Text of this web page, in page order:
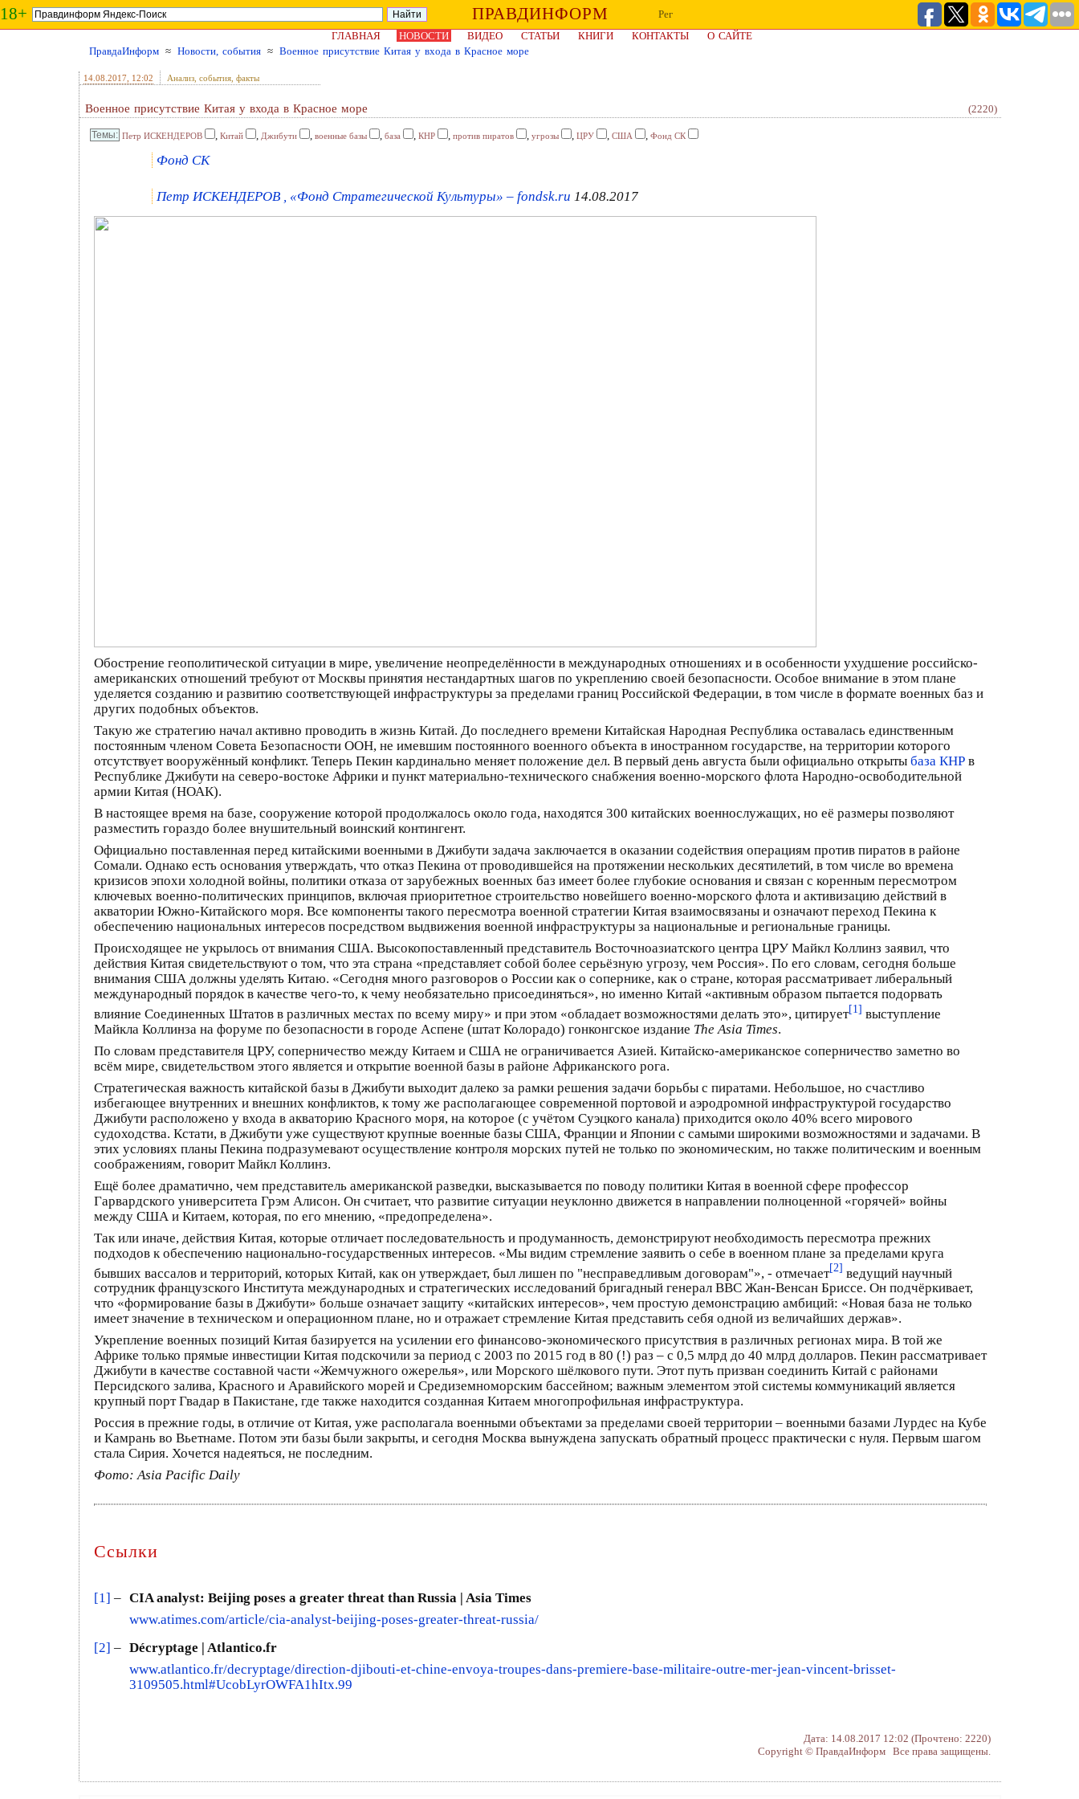
18+ ПРАВДИНФОРМ
Рег
ГЛАВНАЯ
НОВОСТИ ВИДЕО СТАТЬИ КНИГИ КОНТАКТЫ
О САЙТЕ
ПравдаИнформ ≈ Новости, события ≈ Военное присутствие Китая у входа в Красное море
14.08.2017 , 12:02 Анализ, события, факты
Военное присутствие Китая у входа в Красное море (2220)
Петр ИСКЕНДЕРОВ , Китай , Джибути , военные базы , база , КНР , против пиратов , угрозы , ЦРУ , США , Фонд СК
Фонд СК
Петр ИСКЕНДЕРОВ , «Фонд Стратегической Культуры» – fondsk.ru 14.08.2017
Обострение геополитической ситуации в мире, увеличение неопределённости в международных отношениях и в особенности ухудшение российско-
американских отношений требуют от Москвы принятия нестандартных шагов по укреплению своей безопасности. Особое внимание в этом плане
уделяется созданию и развитию соответствующей инфраструктуры за пределами границ Российской Федерации, в том числе в формате военных баз и
других подобных объектов.
Такую же стратегию начал активно проводить в жизнь Китай. До последнего времени Китайская Народная Республика оставалась единственным
постоянным членом Совета Безопасности ООН, не имевшим постоянного военного объекта в иностранном государстве, на территории которого
отсутствует вооружённый конфликт. Теперь Пекин кардинально меняет положение дел. В первый день августа были официально открыты база КНР в
Республике Джибути на северо-востоке Африки и пункт материально-технического снабжения военно-морского флота Народно-освободительной
армии Китая (НОАК).
В настоящее время на базе, сооружение которой продолжалось около года, находятся 300 китайских военнослужащих, но её размеры позволяют
разместить гораздо более внушительный воинский контингент.
Официально поставленная перед китайскими военными в Джибути задача заключается в оказании содействия операциям против пиратов в районе
Сомали. Однако есть основания утверждать, что отказ Пекина от проводившейся на протяжении нескольких десятилетий, в том числе во времена
кризисов эпохи холодной войны, политики отказа от зарубежных военных баз имеет более глубокие основания и связан с коренным пересмотром
ключевых военно-политических принципов, включая приоритетное строительство новейшего военно-морского флота и активизацию действий в
акватории Южно-Китайского моря. Все компоненты такого пересмотра военной стратегии Китая взаимосвязаны и означают переход Пекина к
обеспечению национальных интересов посредством выдвижения военной инфраструктуры за национальные и региональные границы.
Происходящее не укрылось от внимания США. Высокопоставленный представитель Восточноазиатского центра ЦРУ Майкл Коллинз заявил, что
действия Китая свидетельствуют о том, что эта страна «представляет собой более серьёзную угрозу, чем Россия». По его словам, сегодня больше
внимания США должны уделять Китаю. «Сегодня много разговоров о России как о сопернике, как о стране, которая рассматривает либеральный
международный порядок в качестве чего-то, к чему необязательно присоединяться», но именно Китай «активным образом пытается подорвать
влияние Соединенных Штатов в различных местах по всему миру» и при этом «обладает возможностями делать это», цитирует[1] выступление
Майкла Коллинза на форуме по безопасности в городе Аспене (штат Колорадо) гонконгское издание The Asia Times.
По словам представителя ЦРУ, соперничество между Китаем и США не ограничивается Азией. Китайско-американское соперничество заметно во
всём мире, свидетельством этого является и открытие военной базы в районе Африканского рога.
Стратегическая важность китайской базы в Джибути выходит далеко за рамки решения задачи борьбы с пиратами. Небольшое, но счастливо
избегающее внутренних и внешних конфликтов, к тому же располагающее современной портовой и аэродромной инфраструктурой государство
Джибути расположено у входа в акваторию Красного моря, на которое (с учётом Суэцкого канала) приходится около 40% всего мирового
судоходства. Кстати, в Джибути уже существуют крупные военные базы США, Франции и Японии с самыми широкими возможностями и задачами. В
этих условиях планы Пекина подразумевают осуществление контроля морских путей не только по экономическим, но также политическим и военным
соображениям, говорит Майкл Коллинз.
Ещё более драматично, чем представитель американской разведки, высказывается по поводу политики Китая в военной сфере профессор
Гарвардского университета Грэм Алисон. Он считает, что развитие ситуации неуклонно движется в направлении полноценной «горячей» войны
между США и Китаем, которая, по его мнению, «предопределена».
Так или иначе, действия Китая, которые отличает последовательность и продуманность, демонстрируют необходимость пересмотра прежних
подходов к обеспечению национально-государственных интересов. «Мы видим стремление заявить о себе в военном плане за пределами круга
бывших вассалов и территорий, которых Китай, как он утверждает, был лишен по "несправедливым договорам"», - отмечает[2] ведущий научный
сотрудник французского Института международных и стратегических исследований бригадный генерал ВВС Жан-Венсан Бриссе. Он подчёркивает,
что «формирование базы в Джибути» больше означает защиту «китайских интересов», чем простую демонстрацию амбиций: «Новая база не только
имеет значение в техническом и операционном плане, но и отражает стремление Китая представить себя одной из величайших держав».
Укрепление военных позиций Китая базируется на усилении его финансово-экономического присутствия в различных регионах мира. В той же
Африке только прямые инвестиции Китая подскочили за период с 2003 по 2015 год в 80 (!) раз – с 0,5 млрд до 40 млрд долларов. Пекин рассматривает
Джибути в качестве составной части «Жемчужного ожерелья», или Морского шёлкового пути. Этот путь призван соединить Китай с районами
Персидского залива, Красного и Аравийского морей и Средиземноморским бассейном; важным элементом этой системы коммуникаций является
крупный порт Гвадар в Пакистане, где также находится созданная Китаем многопрофильная инфраструктура.
Россия в прежние годы, в отличие от Китая, уже располагала военными объектами за пределами своей территории – военными базами Лурдес на Кубе
и Камрань во Вьетнаме. Потом эти базы были закрыты, и сегодня Москва вынуждена запускать обратный процесс практически с нуля. Первым шагом
стала Сирия. Хочется надеяться, не последним.
Фото: Asia Pacific Daily
Ссылки
[1] – CIA analyst: Beijing poses a greater threat than Russia | Asia Times
www.atimes.com/article/cia-analyst-beijing-poses-greater-threat-russia/
[2] – Décryptage | Atlantico.fr
www.atlantico.fr/decryptage/direction-djibouti-et-chine-envoya-troupes-dans-premiere-base-militaire-outre-mer-jean-vincent-brisset-
3109505.html#UcobLyrOWFA1hItx.99
Дата: 14.08.2017 12:02 (Прочтено: 2220)
Copyright © ПравдаИнформ Все права защищены.